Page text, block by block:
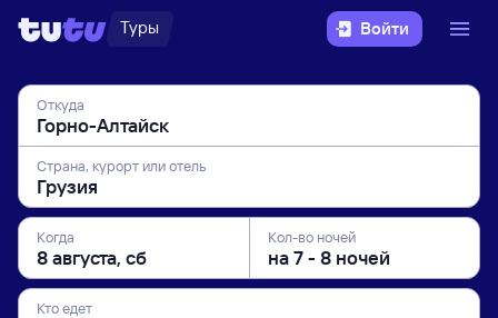
Туры Войти
Откуда
Страна, курорт или отель
Когда Кол-во ночей
Кто едет